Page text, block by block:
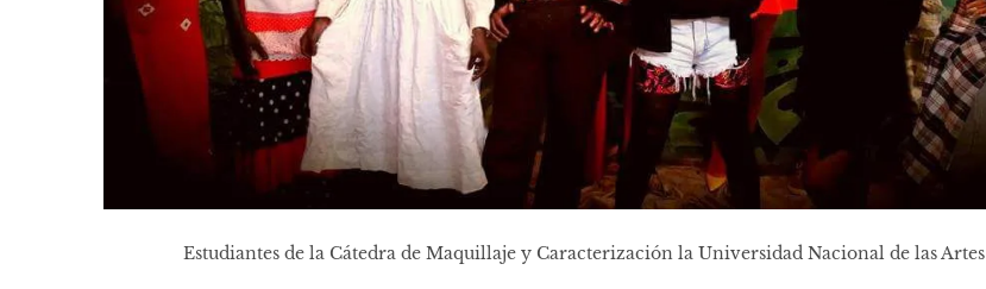
Estudiantes de la Cátedra de Maquillaje y Caracterización la Universidad Nacional de las Artes